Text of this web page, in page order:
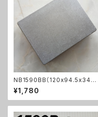
NB1590BB（120x94.5x34ｍ
ｍ）アルミダイキャストケース
¥1,780